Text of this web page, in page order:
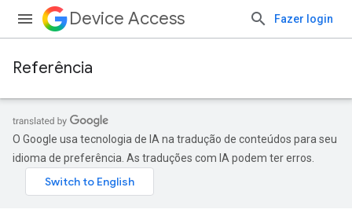
Device Access Fazer login
Referência
O Google usa tecnologia de IA na tradução de conteúdos para seu
idioma de preferência. As traduções com IA podem ter erros.